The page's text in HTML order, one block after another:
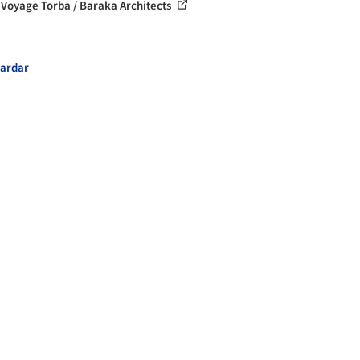
Torba / Baraka Architects